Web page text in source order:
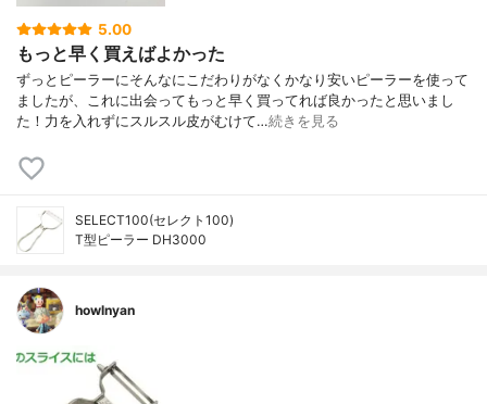
5.00
もっと早く買えばよかった
ずっとピーラーにそんなにこだわりがなくかなり安いピーラーを使って
ましたが、これに出会ってもっと早く買ってれば良かったと思いまし
た！力を入れずにスルスル皮がむけて…続きを見る
SELECT100(セレクト100)
T型ピーラー DH3000
howlnyan